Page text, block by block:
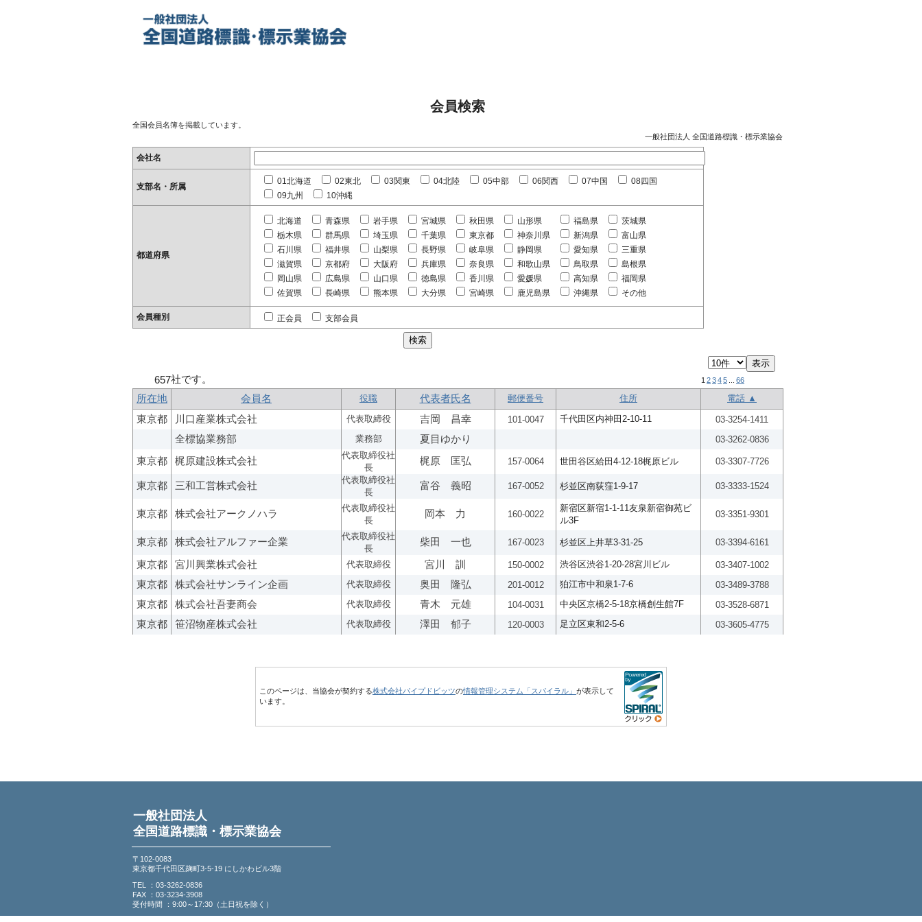
会員検索
全国会員名簿を掲載しています。
一般社団法人 全国道路標識・標示業協会
会社名
支部名・所属
01北海道 02東北 03関東 04北陸 05中部 06関西 07中国
08四国
09九州
10沖縄
都道府県
北海道 青森県 岩手県 宮城県 秋田県 山形県 福島県
茨城県
栃木県
群馬県 埼玉県 千葉県 東京都 神奈川県 新潟県
富山県
石川県
福井県 山梨県 長野県 岐阜県 静岡県 愛知県
三重県
滋賀県
京都府 大阪府 兵庫県 奈良県 和歌山県 鳥取県
島根県
岡山県
広島県 山口県 徳島県 香川県 愛媛県 高知県
福岡県
佐賀県
長崎県 熊本県 大分県 宮崎県 鹿児島県 沖縄県 その他
会員種別 正会員 支部会員
657社です。 1 2345 66
所在地 会員名 役職 代表者氏名 郵便番号 住所 電話 ▲
東京都 川口産業株式会社 代表取締役 吉岡 昌幸 101-0047 千代田区内神田2-10-11 03-3254-1411
全標協業務部 業務部 夏目ゆかり 03-3262-0836
東京都 梶原建設株式会社
代表取締役社
長
梶原 匡弘 157-0064 世田谷区給田4-12-18梶原ビル 03-3307-7726
東京都 三和工営株式会社
代表取締役社
長
富谷 義昭 167-0052 杉並区南荻窪1-9-17 03-3333-1524
東京都 株式会社アークノハラ
代表取締役社
長
岡本 力 160-0022
新宿区新宿1-1-11友泉新宿御苑ビ
ル3F
03-3351-9301
東京都 株式会社アルファー企業
代表取締役社
長
柴田 一也 167-0023 杉並区上井草3-31-25 03-3394-6161
東京都 宮川興業株式会社 代表取締役 宮川 訓 150-0002 渋谷区渋谷1-20-28宮川ビル 03-3407-1002
東京都 株式会社サンライン企画 代表取締役 奥田 隆弘 201-0012 狛江市中和泉1-7-6 03-3489-3788
東京都 株式会社吾妻商会 代表取締役 青木 元雄 104-0031 中央区京橋2-5-18京橋創生館7F 03-3528-6871
東京都 笹沼物産株式会社 代表取締役 澤田 郁子 120-0003 足立区東和2-5-6 03-3605-4775
このページは、当協会が契約する株式会社パイプドビッツの情報管理システム「スパイラル」 が表示して
います。
一般社団法人
全国道路標識・標示業協会
〒102-0083
東京都千代田区麹町3-5-19 にしかわビル3階
TEL ：03-3262-0836
FAX ：03-3234-3908
受付時間 ：9:00～17:30（土日祝を除く）